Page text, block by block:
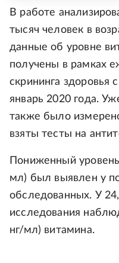
В работе
тысяч человек в
данные об уровне
получены в рамках
скрининга здоровья
январь 2020 года.
также было
взяты тесты на
Пониженный
мл) был выявлен у
обследованных. У
исследования
нг/мл) витамина.